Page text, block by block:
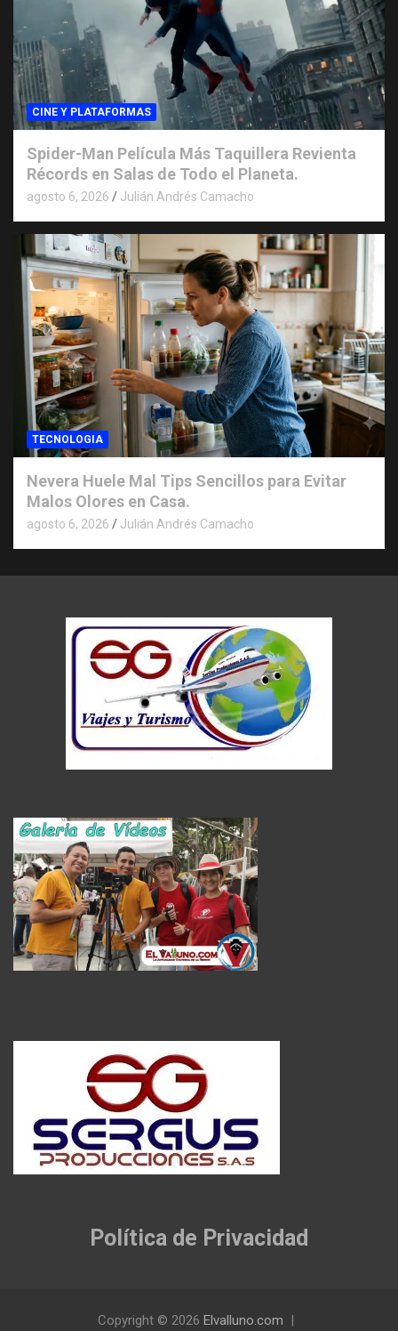
CINE Y PLATAFORMAS
Spider-Man Película Más Taquillera Revienta
Récords en Salas de Todo el Planeta.
agosto 6, 2026 Julián Andrés Camacho
TECNOLOGIA
Nevera Huele Mal Tips Sencillos para Evitar
Malos Olores en Casa.
agosto 6, 2026 Julián Andrés Camacho
Política de Privacidad
Copyright © 2026 Elvalluno.com